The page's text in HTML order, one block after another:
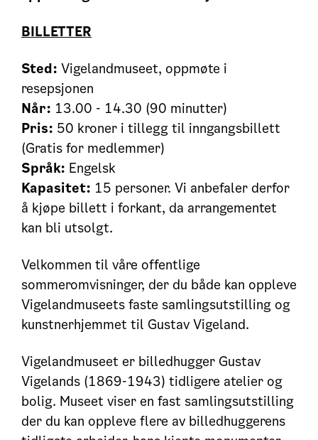
BILLETTER
Sted: Vigelandmuseet, oppmøte i
resepsjonen
Når: 13.00 - 14.30 (90 minutter)
Pris: 50 kroner i tillegg til inngangsbillett
(Gratis for medlemmer)
Språk: Engelsk
Kapasitet: 15 personer. Vi anbefaler derfor
å kjøpe billett i forkant, da arrangementet
kan bli utsolgt.
Velkommen til våre offentlige
sommeromvisninger, der du både kan oppleve
Vigelandmuseets faste samlingsutstilling og
kunstnerhjemmet til Gustav Vigeland.
Vigelandmuseet er billedhugger Gustav
Vigelands (1869-1943) tidligere atelier og
bolig. Museet viser en fast samlingsutstilling
der du kan oppleve flere av billedhuggerens